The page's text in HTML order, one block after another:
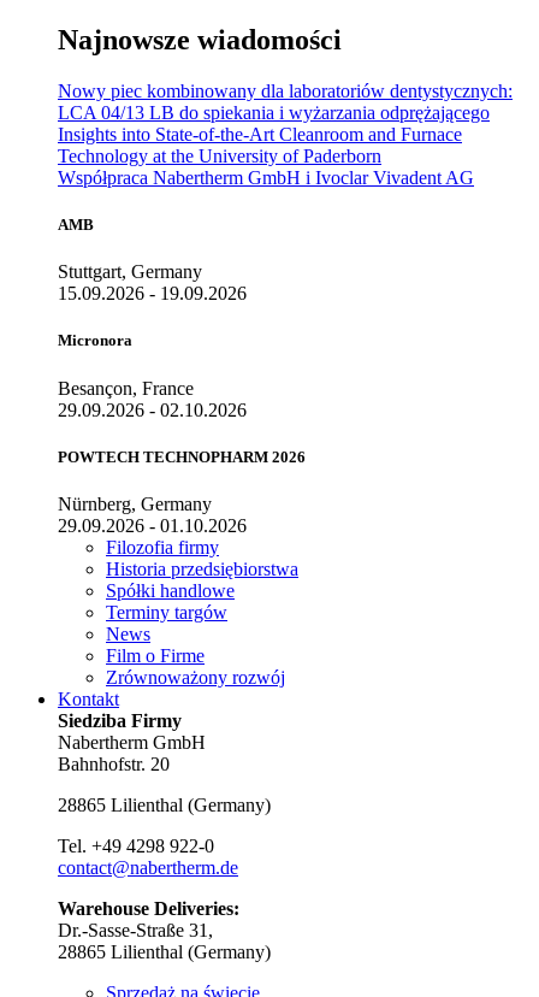
Najnowsze wiadomości
Nowy piec kombinowany dla laboratoriów dentystycznych:
LCA 04/13 LB do spiekania i wyżarzania odprężającego
Insights into State-of-the-Art Cleanroom and Furnace
Technology at the University of Paderborn
Współpraca Nabertherm GmbH i Ivoclar Vivadent AG
AMB
Stuttgart, Germany
15.09.2026 - 19.09.2026
Micronora
Besançon, France
29.09.2026 - 02.10.2026
POWTECH TECHNOPHARM 2026
Nürnberg, Germany
29.09.2026 - 01.10.2026
Filozofia firmy
Historia przedsiębiorstwa
Spółki handlowe
Terminy targów
News
Film o Firme
Zrównoważony rozwój
Kontakt
Siedziba Firmy
Nabertherm GmbH
Bahnhofstr. 20
28865 Lilienthal (Germany)
Tel. +49 4298 922-0
contact@nabertherm.de
Warehouse Deliveries:
Dr.-Sasse-Straße 31,
28865 Lilienthal (Germany)
Sprzedaż na świecie